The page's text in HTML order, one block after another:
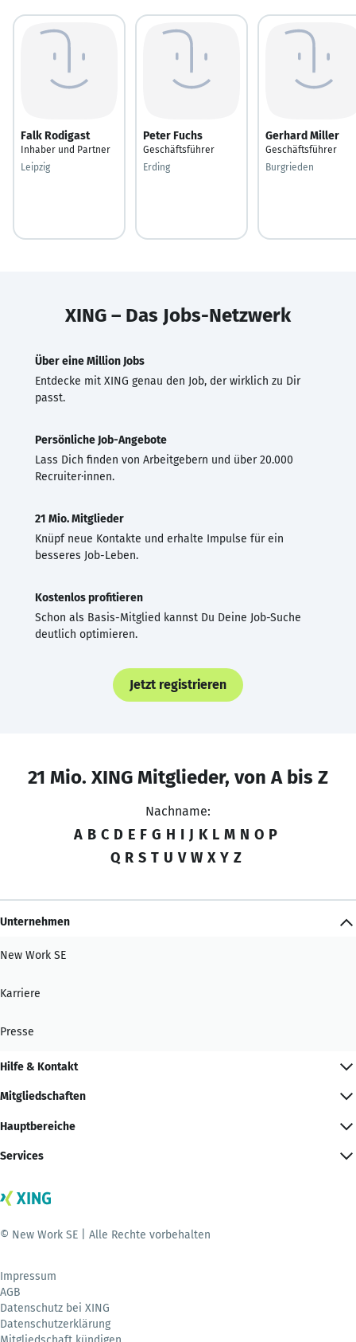
Falk Rodigast
Inhaber und Partner
Leipzig
Peter Fuchs
Geschäftsführer
Erding
Gerhard Miller
Geschäftsführer
Burgrieden
XING – Das Jobs-Netzwerk
Über eine Million Jobs
Entdecke mit XING genau den Job, der wirklich zu Dir
passt.
Persönliche Job-Angebote
Lass Dich finden von Arbeitgebern und über 20.000
Recruiter·innen.
21 Mio. Mitglieder
Knüpf neue Kontakte und erhalte Impulse für ein
besseres Job-Leben.
Kostenlos profitieren
Schon als Basis-Mitglied kannst Du Deine Job-Suche
deutlich optimieren.
Jetzt registrieren
21 Mio. XING Mitglieder, von A bis Z
Nachname:
A B C D E F G H I J K L M N O P
Q R S T U V W X Y Z
Unternehmen
New Work SE
Karriere
Presse
Hilfe & Kontakt
Mitgliedschaften
Hauptbereiche
Services
© New Work SE | Alle Rechte vorbehalten
Impressum
AGB
Datenschutz bei XING
Datenschutzerklärung